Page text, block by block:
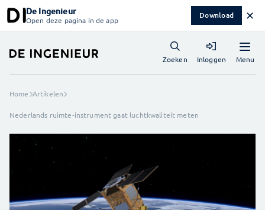
De Ingenieur
Open deze pagina in de app Download ✕
Menu
Zoeken Inloggen
Home Artikelen
Nederlands ruimte-instrument gaat luchtkwaliteit meten